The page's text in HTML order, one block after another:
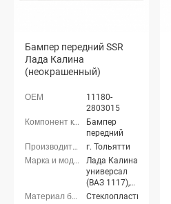
Бампер передний SSR
Лада Калина
(неокрашенный)
11180-
2803015
Бампер
передний
г. Тольятти
Лада Калина
универсал
(ВАЗ 1117),
Лада Калина
Стеклопластик